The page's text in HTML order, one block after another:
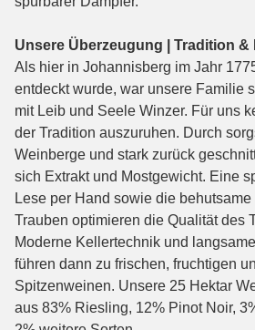
Unsere Überzeugung | Tradition &
Als hier in Johannisberg im Jahr
entdeckt wurde, war unsere Familie
mit Leib und Seele Winzer. Für uns
der Tradition auszuruhen. Durch
Weinberge und stark zurück
sich Extrakt und Mostgewicht. Eine
Lese per Hand sowie die
Trauben optimieren die Qualität des
Moderne Kellertechnik und
führen dann zu frischen, fruchtigen
Spitzenweinen. Unsere 25 Hektar
aus 83% Riesling, 12% Pinot Noir,